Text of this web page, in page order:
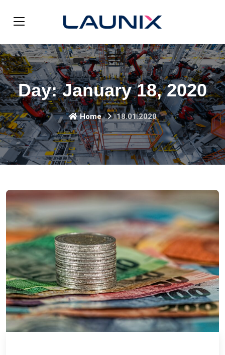
Day:January 18, 2020
Home 18.01.2020